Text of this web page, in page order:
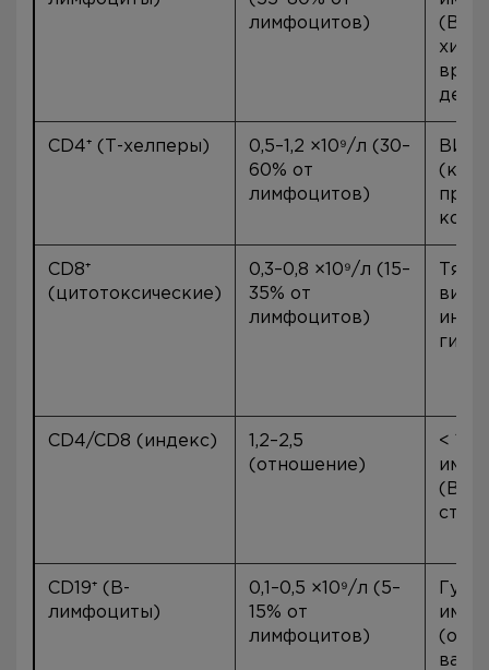
лимфоцитов)
(ВИЧ,
CD4⁺ (Т-хелперы)
0,5–1,2 ×10⁹/л (30–
60% от
лимфоцитов)
ВИЧ-
CD8⁺
(цитотоксические)
0,3–0,8 ×10⁹/л (15–
35% от
лимфоцитов)
CD4/CD8 (индекс)
1,2–2,5
(отношение)
< 1,0
(ВИЧ,
CD19⁺ (В-
лимфоциты)
0,1–0,5 ×10⁹/л (5–
15% от
лимфоцитов)